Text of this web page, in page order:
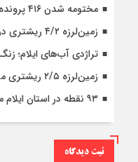
مختومه شدن ۴۱۶ پرونده در هیئت‌های صلح ایلام
زمین‌لرزه ۴/۲ ریشتری دره شهر را لرزاند
تراژدی آب‌های ایلام؛
زمین‌لرزه ۲/۵ ریشتری مورموری را لرزاند
۹۳ نقطه در استان ایلام مورد تهاجم قرار گرفته است
ثبت دیدگاه